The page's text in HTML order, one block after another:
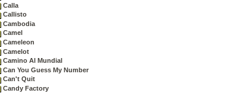
Calla
Callisto
Cambodia
Camel
Cameleon
Camelot
Camino Al Mundial
Can You Guess My Number
Can't Quit
Candy Factory